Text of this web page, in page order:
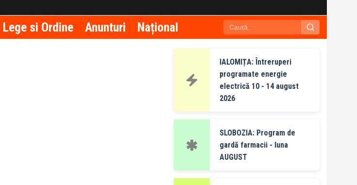
Lege si Ordine Anunturi Național
IALOMIȚA: Întreruperi
programate energie
electrică 10 - 14 august
2026
SLOBOZIA: Program de
gardă farmacii - luna
AUGUST